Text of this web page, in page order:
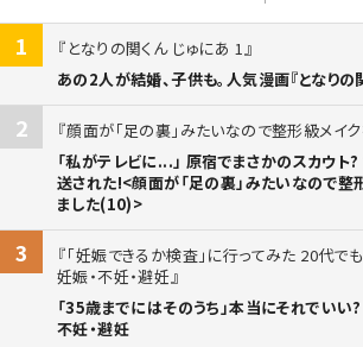
1
となりの関くん じゅにあ 1
あの2人が結婚、子供も。人気漫画『となりの
2
顔面が「足の裏」みたいなので整形級メイ
「私がテレビに...」 原宿でまさかのスカウ
送された!<顔面が「足の裏」みたいなので整
ました(10)>
3
「妊娠できるか検査」に行ってみた 20代で
妊娠・不妊・避妊
「35歳までにはそのうち」本当にそれでいい
不妊・避妊